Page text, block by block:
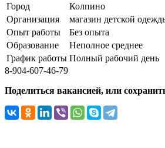
Город
Колпино
Организация
магазин детской
Опыт работы
Без опыта
Образование
Неполное среднее
График работы Полный рабочий день
8-904-607-46-79
Поделиться вакансией, или